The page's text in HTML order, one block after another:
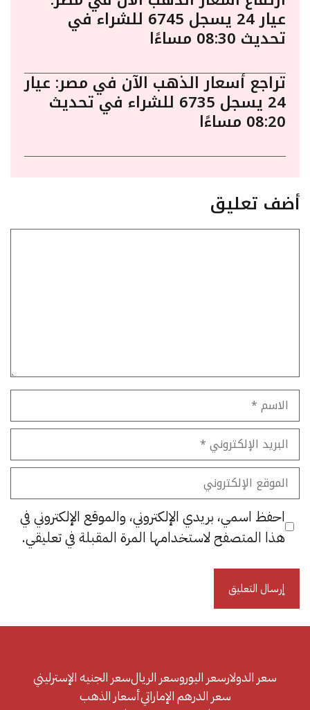
عيار 24 يسجل 6745 للشراء في
تحديث 08:30 مساءًا
تراجع أسعار الذهب الآن في مصر: عيار
24 يسجل 6735 للشراء في تحديث
08:20 مساءًا
أضف تعليق
الاسم
البريد
الإلكتروني
الموقع
الإلكتروني
احفظ اسمي، بريدي الإلكتروني، والموقع الإلكتروني في
هذا المتصفح لاستخدامها المرة المقبلة في تعليقي.
سعر الدولارسعر اليوروسعر الريالسعر الجنيه الإسترليني
سعر الدرهم الإماراتيأسعار الذهب